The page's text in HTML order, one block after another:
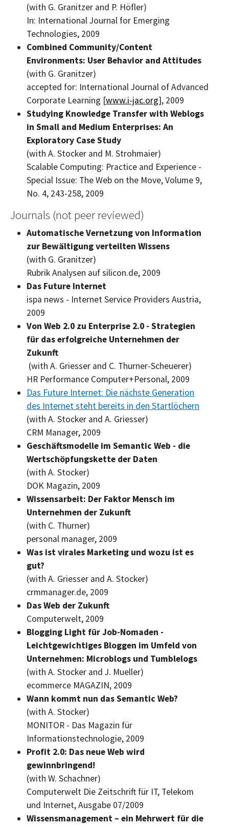
(with G. Granitzer and P. Höfler)
In: International Journal for Emerging
Technologies, 2009
Combined Community/Content
Environments: User Behavior and Attitudes
(with G. Granitzer)
accepted for: International Journal of Advanced
Corporate Learning [www.i-jac.org], 2009
Studying Knowledge Transfer with Weblogs
in Small and Medium Enterprises: An
Exploratory Case Study
(with A. Stocker and M. Strohmaier)
Scalable Computing: Practice and Experience -
Special Issue: The Web on the Move, Volume 9,
No. 4, 243-258, 2009
Journals (not peer reviewed)
Automatische Vernetzung von Information
zur Bewältigung verteilten Wissens
(with G. Granitzer)
Rubrik Analysen auf silicon.de, 2009
Das Future Internet
ispa news - Internet Service Providers Austria,
2009
Von Web 2.0 zu Enterprise 2.0 - Strategien
für das erfolgreiche Unternehmen der
Zukunft
(with A. Griesser and C. Thurner-Scheuerer)
HR Performance Computer+Personal, 2009
Das Future Internet: Die nächste Generation
des Internet steht bereits in den Startlöchern
(with A. Stocker and A. Griesser)
CRM Manager, 2009
Geschäftsmodelle im Semantic Web - die
Wertschöpfungskette der Daten
(with A. Stocker)
DOK Magazin, 2009
Wissensarbeit: Der Faktor Mensch im
Unternehmen der Zukunft
(with C. Thurner)
personal manager, 2009
Was ist virales Marketing und wozu ist es
gut?
(with A. Griesser and A. Stocker)
crmmanager.de, 2009
Das Web der Zukunft
Computerwelt, 2009
Blogging Light für Job-Nomaden -
Leichtgewichtiges Bloggen im Umfeld von
Unternehmen: Microblogs und Tumblelogs
(with A. Stocker and J. Mueller)
ecommerce MAGAZIN, 2009
Wann kommt nun das Semantic Web?
(with A. Stocker)
MONITOR - Das Magazin für
Informationstechnologie, 2009
Profit 2.0: Das neue Web wird
gewinnbringend!
(with W. Schachner)
Computerwelt Die Zeitschrift für IT, Telekom
und Internet, Ausgabe 07/2009
Wissensmanagement – ein Mehrwert für die